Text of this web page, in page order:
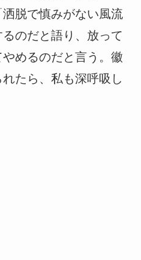
脱で慎みがない風流
のだと語り、放って
めるのだと言う。徽
たら、私も深呼吸し